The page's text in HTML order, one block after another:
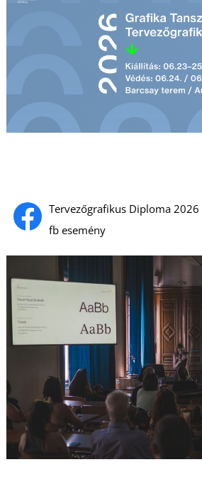
Tervezőgrafikus Diploma 2026
fb esemény